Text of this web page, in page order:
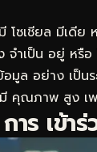
โซเชียล มีเดีย
จำเป็น อยู่ หรื
อมูล อย่าง เป็
คุณภาพ สูง เ
ร เข้า